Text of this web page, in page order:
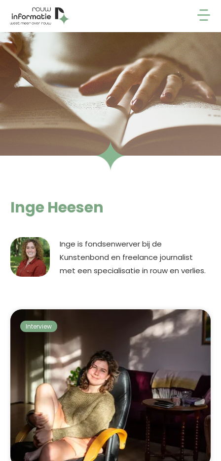
Inge Heesen
Inge is fondsenwerver bij de
Kunstenbond en freelance journalist
met een specialisatie in rouw en verlies.
Interview